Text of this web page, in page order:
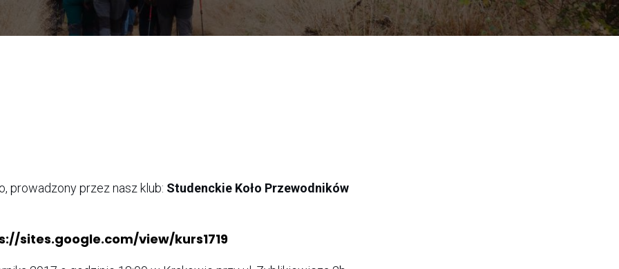
prowadzony przez nasz klub: Studenckie Koło Przewodników
sites.google.com/view/kurs1719